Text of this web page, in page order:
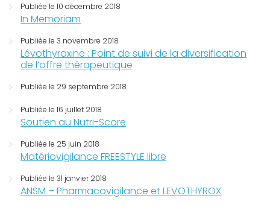
Publiée le 10 décembre 2018
In Memoriam
Publiée le 3 novembre 2018
Lévothyroxine : Point de suivi de la diversification
de l’offre thérapeutique
Publiée le 29 septembre 2018
Publiée le 16 juillet 2018
Soutien au Nutri-Score
Publiée le 25 juin 2018
Matériovigilance FREESTYLE libre
Publiée le 31 janvier 2018
ANSM – Pharmacovigilance et LEVOTHYROX